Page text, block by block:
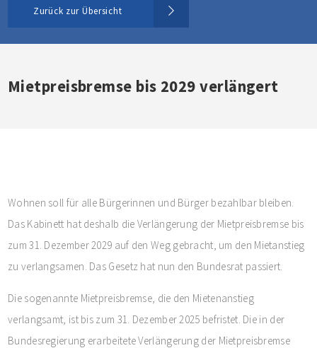
Zurück zur Übersicht
Mietpreisbremse bis 2029 verlängert
Wohnen soll für alle Bürgerinnen und Bürger bezahlbar bleiben.
Das Kabinett hat deshalb die Verlängerung der Mietpreisbremse bis
zum 31. Dezember 2029 auf den Weg gebracht, um den Mietanstieg
zu verlangsamen. Das Gesetz hat nun den Bundesrat passiert.
Die sogenannte Mietpreisbremse, die den Mietenanstieg
verlangsamt, ist bis zum 31. Dezember 2025 befristet. Die in der
Bundesregierung erarbeitete Verlängerung der Mietpreisbremse